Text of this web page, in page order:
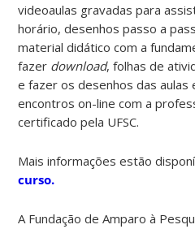
videoaulas gravadas para
horário, desenhos passo a
material didático com a
fazer download, folhas de
e fazer os desenhos das aulas
encontros on-line com a
certificado pela UFSC.
Mais informações estão
curso.
A Fundação de Amparo à